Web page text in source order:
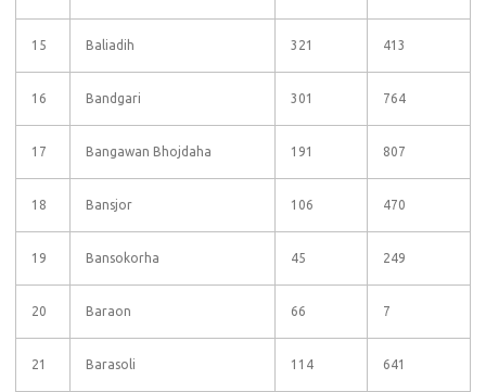
15 Baliadih 321 413
16 Bandgari 301 764
17 Bangawan Bhojdaha 191 807
18 Bansjor 106 470
19 Bansokorha 45 249
20 Baraon 66 7
21 Barasoli 114 641